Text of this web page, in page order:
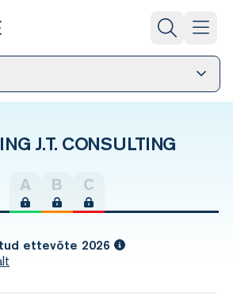
J.T. CONSULTING
A B C
ettevõte 2026